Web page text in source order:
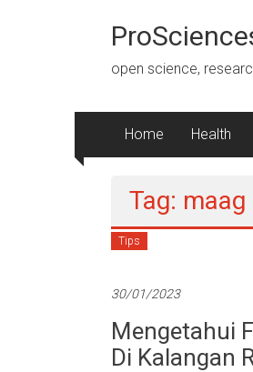
konten
open science,
Home Health
Tag: maag
Tips
30/01/2023
Mengetahui
Di Kalangan